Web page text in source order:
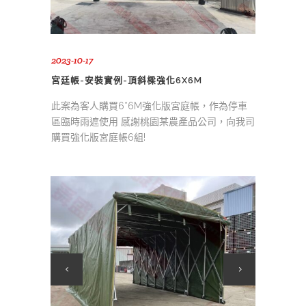
2023-10-17
宮廷帳-安裝實例-頂斜樑強化6X6M
此案為客人購買6*6M強化版宮庭帳，作為停車
區臨時雨遮使用 感謝桃園某農產品公司，向我司
購買強化版宮庭帳6組!